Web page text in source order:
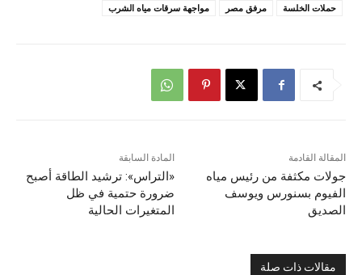
حملات الخلسة مرفق مصر مواجهة سرقات مياه الشرب
المادة السابقة
«التراس»: ترشيد الطاقة أصبح
ضرورة حتمية في ظل
المتغيرات الحالية
المقالة القادمة
جولات مكثفة من رئيس مياه
الفيوم بسنورس ويوسف
الصديق
مقالات ذات صلة